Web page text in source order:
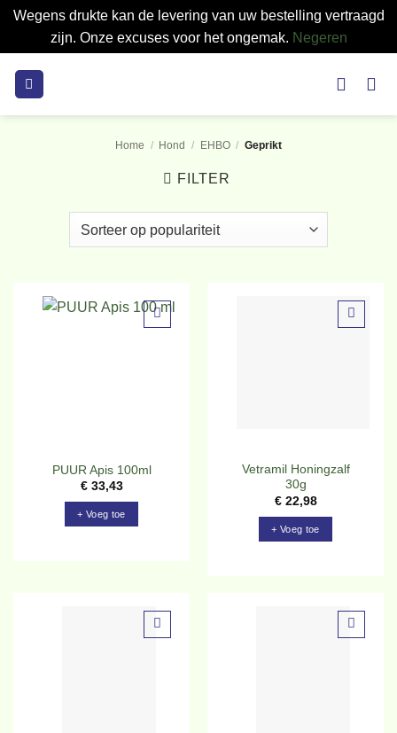
Wegens drukte kan de levering van uw bestelling vertraagd
zijn. Onze excuses voor het ongemak. Negeren
naar
Home / Hond / EHBO / Geprikt
FILTER
PUUR Apis 100ml
€33,43
+ Voeg toe
Vetramil Honingzalf
30g
€22,98
+ Voeg toe